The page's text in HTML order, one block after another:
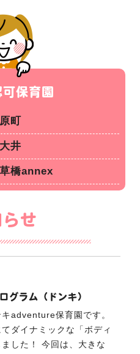
保育園
町
井
橋annex
せ
グラム（ドンキ）
adventure保育園です。
ダイナミックな「ボディ
した！ 今回は、大きな